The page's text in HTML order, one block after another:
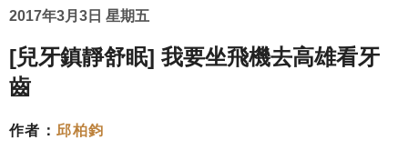
2017年3月3日 星期五
[兒牙鎮靜舒眠] 我要坐飛機去高雄看牙
齒
作者：邱柏鈞